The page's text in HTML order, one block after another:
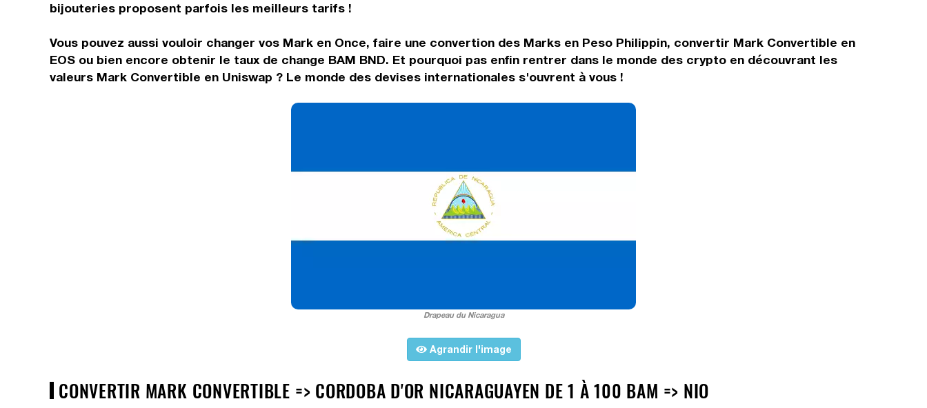
bijouteries proposent parfois les meilleurs tarifs !
Vous pouvez aussi vouloir changer vos Mark en Once, faire une convertion des Marks en Peso Philippin, convertir Mark Convertible en
EOS ou bien encore obtenir le taux de change BAM BND. Et pourquoi pas enfin rentrer dans le monde des crypto en découvrant les
valeurs Mark Convertible en Uniswap ? Le monde des devises internationales s'ouvrent à vous !
Drapeau du Nicaragua
Agrandir l'image
CONVERTIR MARK CONVERTIBLE => CORDOBA D'OR NICARAGUAYEN DE 1 À 100 BAM => NIO